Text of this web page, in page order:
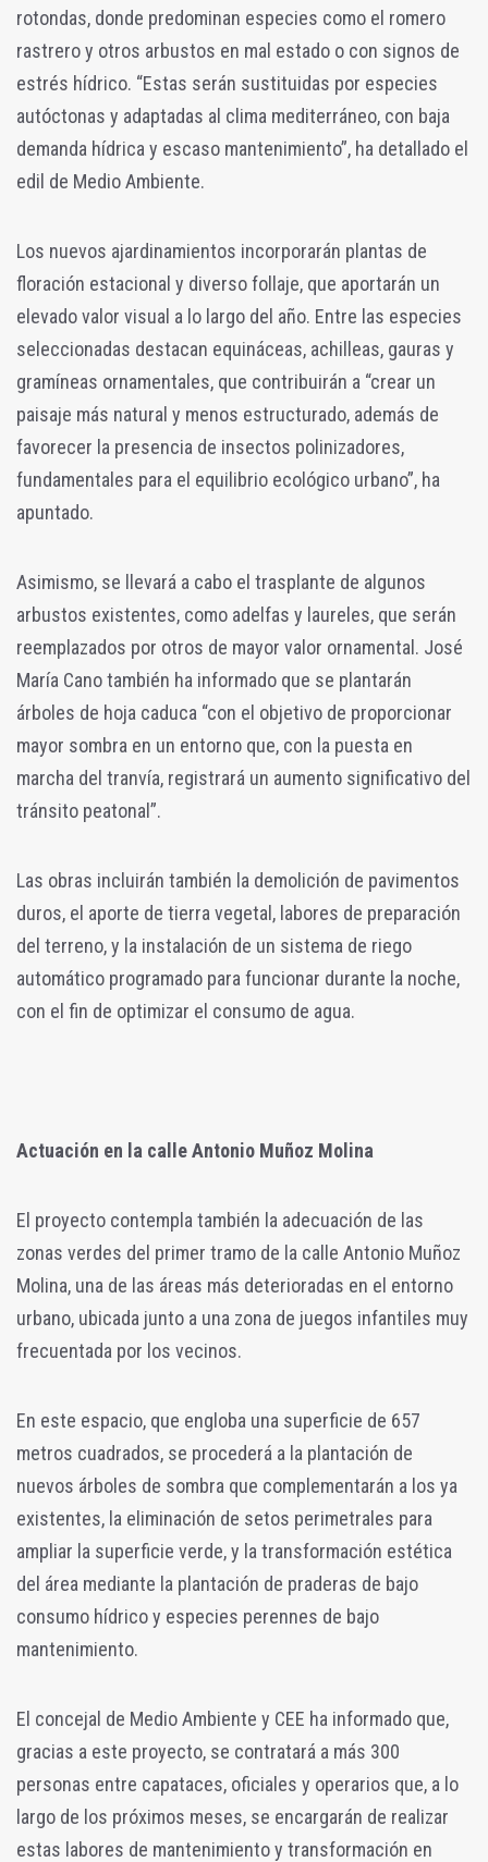
rotondas, donde predominan especies como el romero
rastrero y otros arbustos en mal estado o con signos de
estrés hídrico. “Estas serán sustituidas por especies
autóctonas y adaptadas al clima mediterráneo, con baja
demanda hídrica y escaso mantenimiento”, ha detallado el
edil de Medio Ambiente.
Los nuevos ajardinamientos incorporarán plantas de
floración estacional y diverso follaje, que aportarán un
elevado valor visual a lo largo del año. Entre las especies
seleccionadas destacan equináceas, achilleas, gauras y
gramíneas ornamentales, que contribuirán a “crear un
paisaje más natural y menos estructurado, además de
favorecer la presencia de insectos polinizadores,
fundamentales para el equilibrio ecológico urbano”, ha
apuntado.
Asimismo, se llevará a cabo el trasplante de algunos
arbustos existentes, como adelfas y laureles, que serán
reemplazados por otros de mayor valor ornamental. José
María Cano también ha informado que se plantarán
árboles de hoja caduca “con el objetivo de proporcionar
mayor sombra en un entorno que, con la puesta en
marcha del tranvía, registrará un aumento significativo del
tránsito peatonal”.
Las obras incluirán también la demolición de pavimentos
duros, el aporte de tierra vegetal, labores de preparación
del terreno, y la instalación de un sistema de riego
automático programado para funcionar durante la noche,
con el fin de optimizar el consumo de agua.
Actuación en la calle Antonio Muñoz Molina
El proyecto contempla también la adecuación de las
zonas verdes del primer tramo de la calle Antonio Muñoz
Molina, una de las áreas más deterioradas en el entorno
urbano, ubicada junto a una zona de juegos infantiles muy
frecuentada por los vecinos.
En este espacio, que engloba una superficie de 657
metros cuadrados, se procederá a la plantación de
nuevos árboles de sombra que complementarán a los ya
existentes, la eliminación de setos perimetrales para
ampliar la superficie verde, y la transformación estética
del área mediante la plantación de praderas de bajo
consumo hídrico y especies perennes de bajo
mantenimiento.
El concejal de Medio Ambiente y CEE ha informado que,
gracias a este proyecto, se contratará a más 300
personas entre capataces, oficiales y operarios que, a lo
largo de los próximos meses, se encargarán de realizar
estas labores de mantenimiento y transformación en